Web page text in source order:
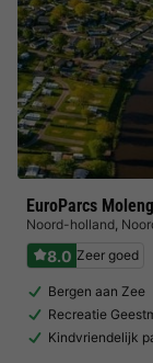
EuroParcs
Noord-holland,
8.0 Zeer goed
Bergen aan Zee
Recreatie
Kindvriendelijk